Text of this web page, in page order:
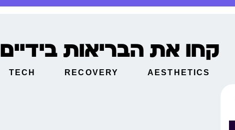
קחו את הבריאות בידיים
AESTHETICS
RECOVERY
TECH